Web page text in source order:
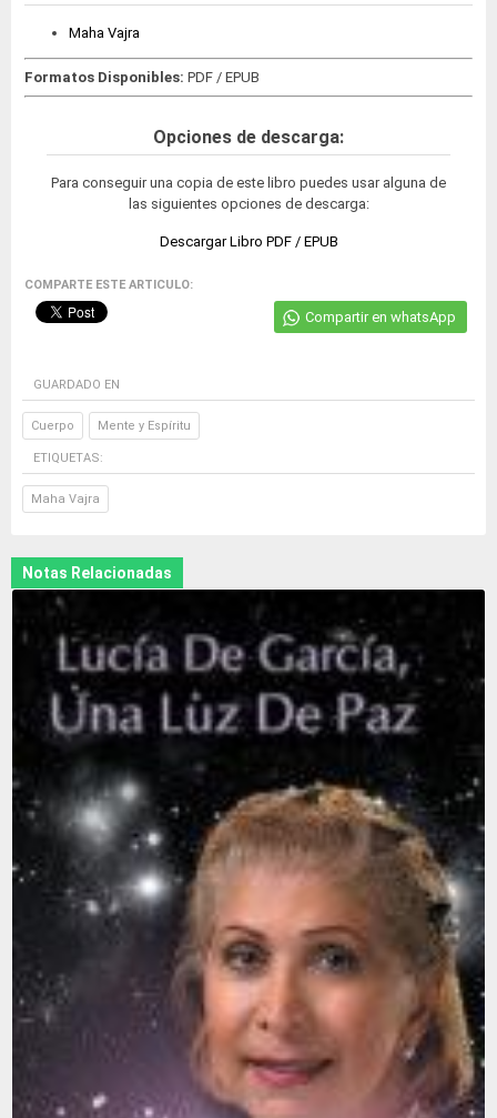
Maha Vajra
Formatos Disponibles: PDF / EPUB
Opciones de descarga:
Para conseguir una copia de este libro puedes usar alguna de
las siguientes opciones de descarga:
Descargar Libro PDF / EPUB
COMPARTE ESTE ARTICULO:
Compartir en whatsApp
GUARDADO EN
Cuerpo Mente y Espíritu
ETIQUETAS:
Maha Vajra
Notas Relacionadas